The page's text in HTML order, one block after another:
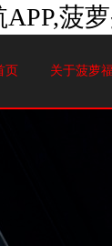
菠
页 关于菠萝